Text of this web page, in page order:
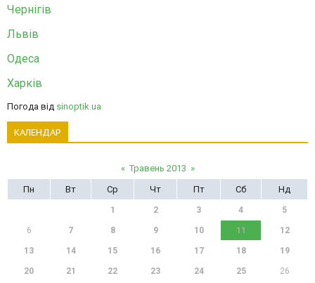
Чернігів
Львів
Одеса
Харків
Погода від sinoptik.ua
КАЛЕНДАР
« Травень 2013 »
Пн
Вт Ср Чт Пт Сб Нд
1 2 3 4 5
6 7 8 9 10 11 12
13 14 15 16 17 18 19
20 21 22 23 24 25 26